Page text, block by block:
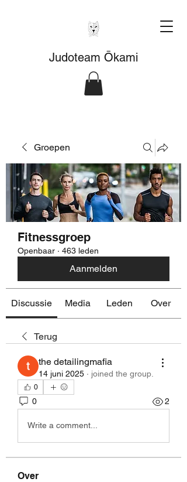
Judoteam Ōkami
Groepen
Fitnessgroep
Openbaar · 463 leden
Aanmelden
Discussie Media Leden Over
Terug
the detailingmafia
14 juni 2025 · joined the group.
0
0 2
Write a comment...
Over